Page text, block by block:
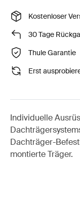
Kostenloser
30 Tage
Thule Garantie
Erst
Individuelle
Dachträger-
montierte Träger.